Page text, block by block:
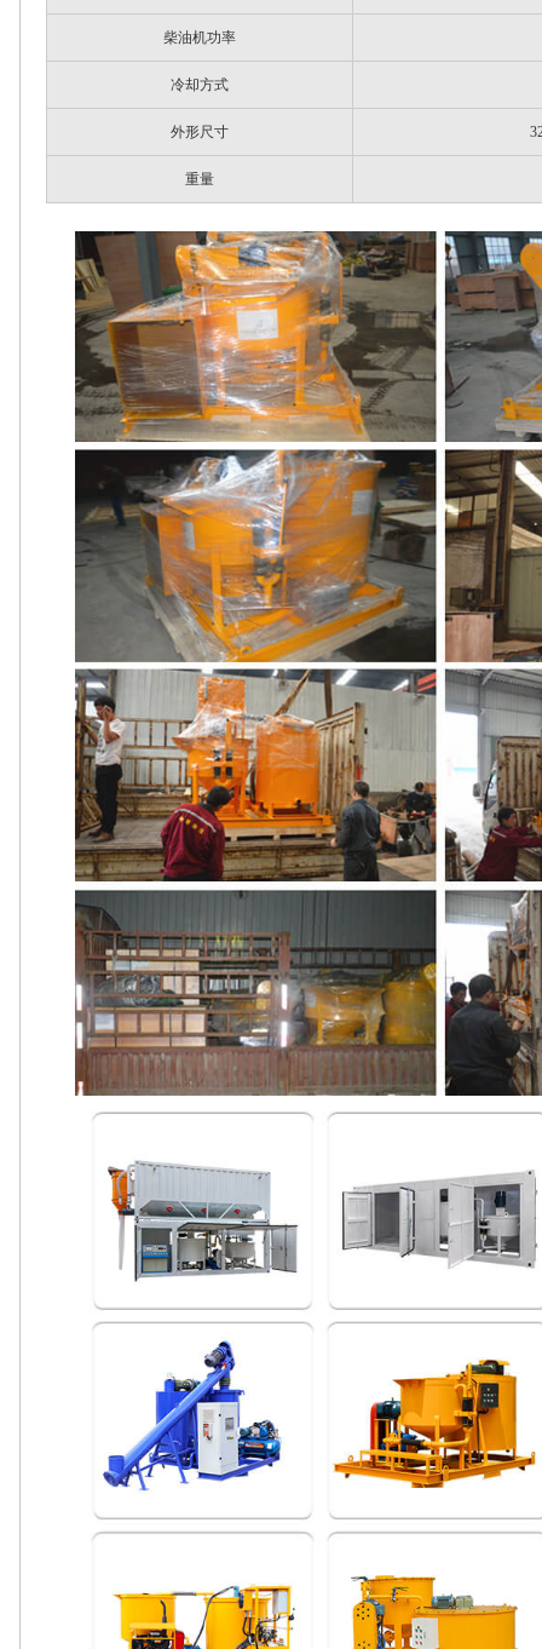
柴油机功率
冷却方式
外形尺寸
重量